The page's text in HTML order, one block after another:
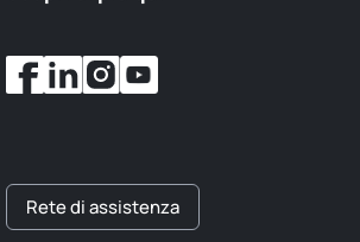
Rete di assistenza